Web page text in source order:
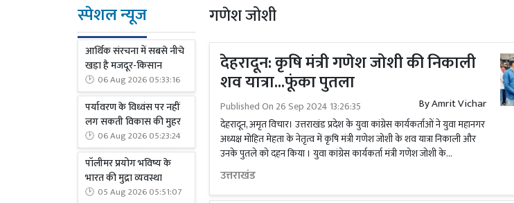
स्पेशल न्यूज
आर्थिक संरचना में सबसे नीचे
खड़ा है मजदूर-किसान
06 Aug 2026 05:33:16
पर्यावरण के विध्वंस पर नहीं
लग सकती विकास की मुहर
06 Aug 2026 05:23:24
पॉलीमर प्रयोग भविष्य के
भारत की मुद्रा व्यवस्था
05 Aug 2026 05:51:07
गणेश जोशी
देहरादून: कृषि मंत्री गणेश जोशी की निकाली
शव यात्रा...फूंका पुतला
Published On 26 Sep 2024 13:26:35 ByAmrit Vichar
देहरादून, अमृत विचार। उत्तराखंड प्रदेश के युवा कांग्रेस कार्यकर्ताओं ने युवा महानगर
अध्यक्ष मोहित मेहता के नेतृत्व में कृषि मंत्री गणेश जोशी के शव यात्रा निकाली और
उनके पुतले को दहन किया । युवा कांग्रेस कार्यकर्ता मंत्री गणेश जोशी के...
उत्तराखंड